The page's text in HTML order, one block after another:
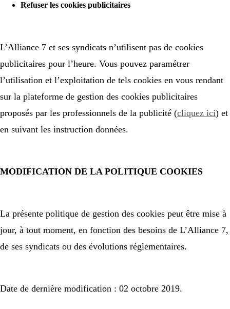
Refuser les cookies publicitaires
L’Alliance 7 et ses syndicats n’utilisent pas de cookies
publicitaires pour l’heure. Vous pouvez paramétrer
l’utilisation et l’exploitation de tels cookies en vous rendant
sur la plateforme de gestion des cookies publicitaires
proposés par les professionnels de la publicité (cliquez ici) et
en suivant les instruction données.
MODIFICATION DE LA POLITIQUE COOKIES
La présente politique de gestion des cookies peut être mise à
jour, à tout moment, en fonction des besoins de L’Alliance 7,
de ses syndicats ou des évolutions réglementaires.
Date de dernière modification : 02 octobre 2019.